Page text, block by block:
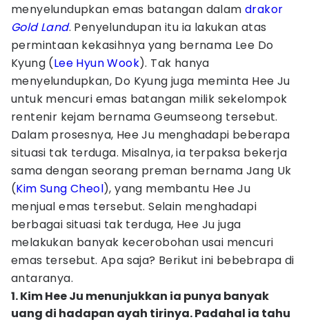
menyelundupkan emas batangan dalam drakor
Gold Land. Penyelundupan itu ia lakukan atas
permintaan kekasihnya yang bernama Lee Do
Kyung (Lee Hyun Wook). Tak hanya
menyelundupkan, Do Kyung juga meminta Hee Ju
untuk mencuri emas batangan milik sekelompok
rentenir kejam bernama Geumseong tersebut.
Dalam prosesnya, Hee Ju menghadapi beberapa
situasi tak terduga. Misalnya, ia terpaksa bekerja
sama dengan seorang preman bernama Jang Uk
(Kim Sung Cheol), yang membantu Hee Ju
menjual emas tersebut. Selain menghadapi
berbagai situasi tak terduga, Hee Ju juga
melakukan banyak kecerobohan usai mencuri
emas tersebut. Apa saja? Berikut ini bebebrapa di
antaranya.
1. Kim Hee Ju menunjukkan ia punya banyak
uang di hadapan ayah tirinya. Padahal ia tahu